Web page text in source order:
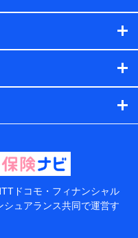
向に応じたサービス・商
ため
のため
帯業務を行うため
利用者（詳細は次のと
1号 山王パークタワー
社長 前田 義晃
ドコモ・フィナンシャル
シュアランス共同で運営す